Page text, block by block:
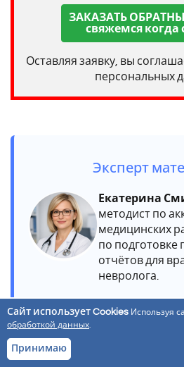
ЗАКАЗАТЬ
свяжемся когда
Оставляя заявку, вы
персональных
Эксперт
Екатерина
методист по
медицинских
по подготовке
отчётов для
невролога.
10+ лет
Работа по
Сайт использует Cookies Используя
обработкой данных.
Принимаю